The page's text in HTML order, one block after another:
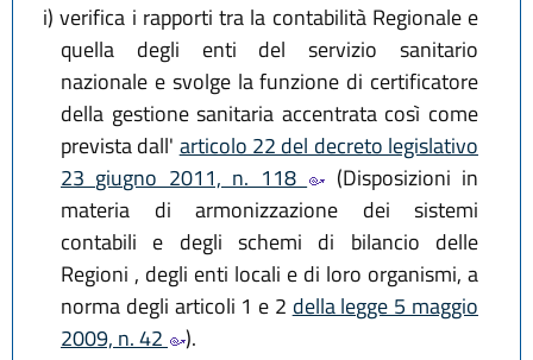
i) verifica i rapporti tra la contabilità Regionale e
quella degli enti del servizio sanitario
nazionale e svolge la funzione di certificatore
della gestione sanitaria accentrata così come
prevista dall' articolo 22 del decreto legislativo
23 giugno 2011, n. 118
(Disposizioni in
materia di armonizzazione dei sistemi
contabili e degli schemi di bilancio delle
Regioni , degli enti locali e di loro organismi, a
norma degli articoli 1 e 2 della legge 5 maggio
2009, n. 42
).